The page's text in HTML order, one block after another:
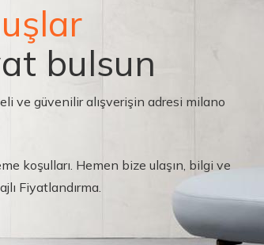
bulsun
ve güvenilir alışverişin adresi milano
koşulları. Hemen bize ulaşın, bilgi ve
Fiyatlandırma.